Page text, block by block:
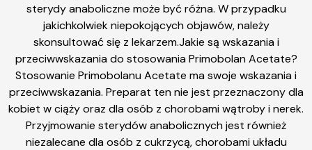
sterydy anaboliczne może być różna. W przypadku
jakichkolwiek niepokojących objawów, należy
skonsultować się z lekarzem.Jakie są wskazania i
przeciwwskazania do stosowania Primobolan Acetate?
Stosowanie Primobolanu Acetate ma swoje wskazania i
przeciwwskazania. Preparat ten nie jest przeznaczony dla
kobiet w ciąży oraz dla osób z chorobami wątroby i nerek.
Przyjmowanie sterydów anabolicznych jest również
niezalecane dla osób z cukrzycą, chorobami układu